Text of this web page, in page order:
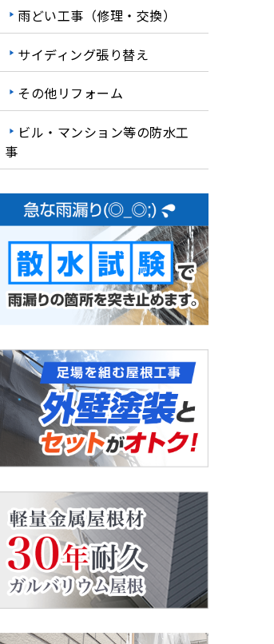
雨どい工事（修理・交換）
サイディング張り替え
その他リフォーム
ビル・マンション等の防水工
事